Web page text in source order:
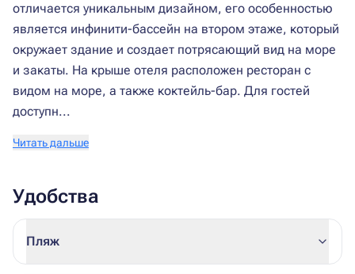
отличается уникальным дизайном, его особенностью
является инфинити-бассейн на втором этаже, который
окружает здание и создает потрясающий вид на море
и закаты. На крыше отеля расположен ресторан с
видом на море, а также коктейль-бар. Для гостей
доступн...
Читать дальше
Удобства
Пляж